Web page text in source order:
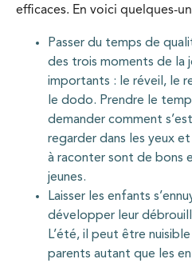
efficaces. En voici quelques-
Passer du temps de
des trois moments de la
importants : le réveil, le
le dodo. Prendre le
demander comment
regarder dans les yeux et
à raconter sont de bons
jeunes.
Laisser les enfants
développer leur
L’été, il peut être
parents autant que les